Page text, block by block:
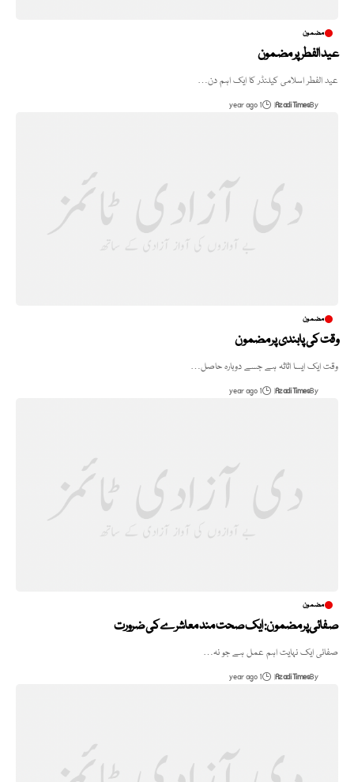
مضمون
عید الفطر پر مضمون
عید الفطر اسلامی کیلنڈر کا ایک اہم دن…
By
Azadi Times
1 year ago
مضمون
وقت کی پابندی پر مضمون
وقت ایک ایسا اثاثہ ہے جسے دوبارہ حاصل…
By
Azadi Times
1 year ago
مضمون
صفائی پر مضمون: ایک صحت مند معاشرے کی ضرورت
صفائی ایک نہایت اہم عمل ہے جو نہ…
By
Azadi Times
1 year ago